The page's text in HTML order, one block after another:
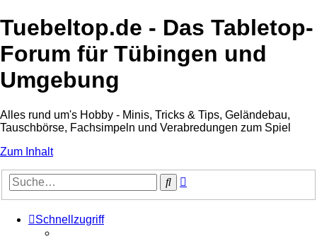
Tuebeltop.de - Das Tabletop-
Forum für Tübingen und
Umgebung
Alles rund um's Hobby - Minis, Tricks & Tips, Geländebau,
Tauschbörse, Fachsimpeln und Verabredungen zum Spiel
Zum Inhalt
Suche
Schnellzugriff